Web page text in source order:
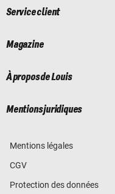
Service client
Magazine
À propos de Louis
Mentions juridiques
Mentions légales
CGV
Protection des données